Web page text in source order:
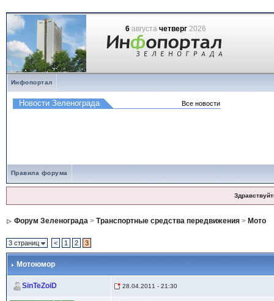
6августа четверг2026
Инфопортал
Правила форума
Форум Зеленограда> Транспортные средства передвижения> Мото
3 страниц < 1 2 3
Мотоюмор
SinTeZoiD 28.04.2011 - 21:30